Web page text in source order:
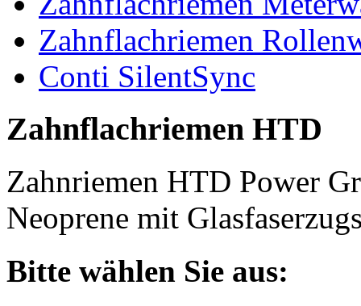
Zahnflachriemen
Conti SilentSync
Zahnflachriemen HTD
Zahnriemen HTD Power
Neoprene mit
Bitte wählen Sie aus: